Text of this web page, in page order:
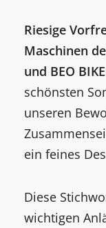
Riesige
Maschinen
und BEO
schönsten
unseren
ein feines
Diese
wichtigen